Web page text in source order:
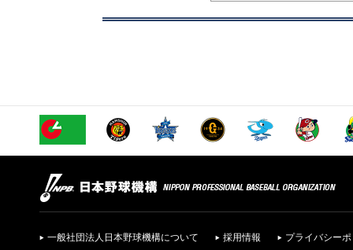
一般社団法人日本野球機構について 採用情報 プライバシー